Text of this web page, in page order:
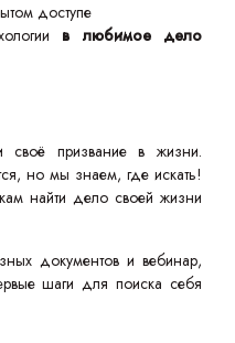
доступе
в любимое дело
своё призвание в жизни.
но мы знаем, где искать!
найти дело своей жизни
документов и вебинар,
шаги для поиска себя